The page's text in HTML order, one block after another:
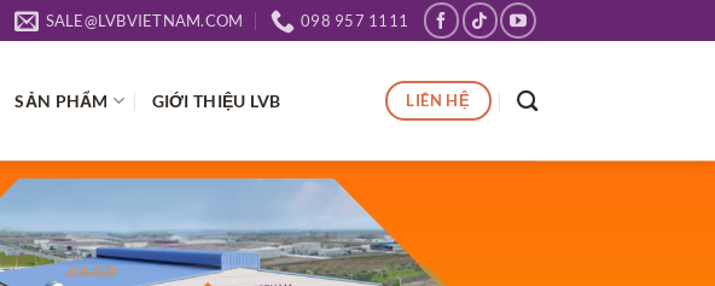
SALE@LVBVIETNAM.COM 098 957 1111
SẢN PHẨM GIỚI THIỆU LVB LIÊN HỆ